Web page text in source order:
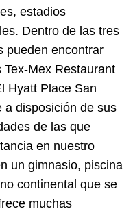
estadios
Dentro de las tres
pueden encontrar
Mex Restaurant
Hyatt Place San
a disposición de sus
de las que
en nuestro
un gimnasio, piscina
continental que se
muchas